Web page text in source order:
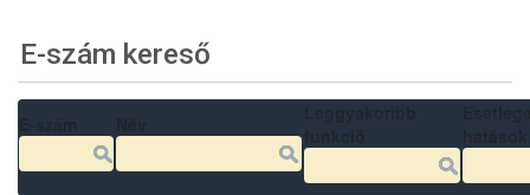
E-szám kereső